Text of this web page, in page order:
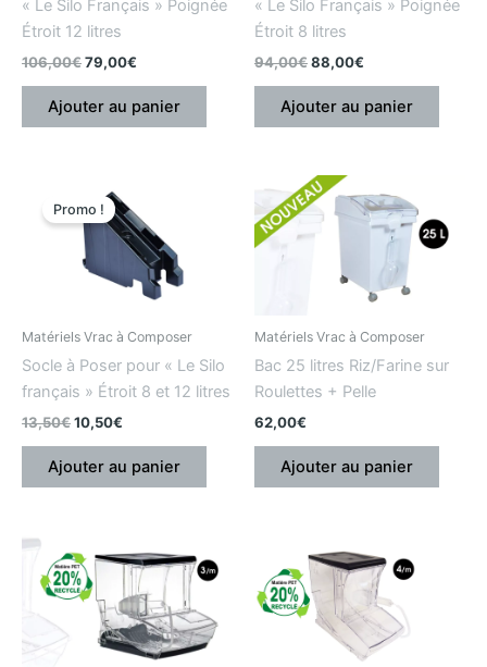
« Le Silo Français » Poignée
Étroit 12 litres
106,00€79,00€
Ajouter au panier
« Le Silo Français » Poignée
Étroit 8 litres
94,00€88,00€
Ajouter au panier
Promo !
Matériels Vrac à Composer
Socle à Poser pour « Le Silo
français » Étroit 8 et 12 litres
13,50€
initial
était
13,50€.
10,50€
prix
actuel
est
10,50€.
Ajouter au panier
Matériels Vrac à Composer
Bac 25 litres Riz/Farine sur
Roulettes + Pelle
62,00€
Ajouter au panier